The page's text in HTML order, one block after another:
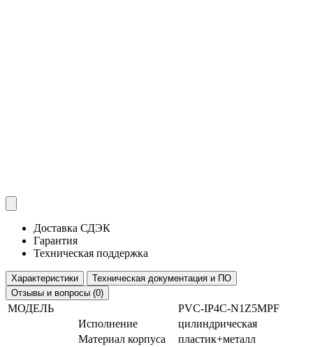
Доставка СДЭК
Гарантия
Техническая поддержка
Характеристики
Техническая документация и ПО
Отзывы и вопросы (0)
МОДЕЛЬ PVC-IP4C-N1Z5MPF
Исполнение
цилиндрическая
Материал корпуса
пластик+металл